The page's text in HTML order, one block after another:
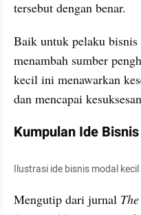
tersebut dengan benar.
Baik untuk pelaku
menambah sumber
kecil ini menawarkan
dan mencapai
Kumpulan Ide
Ilustrasi ide bisnis modal
Mengutip dari jurnal